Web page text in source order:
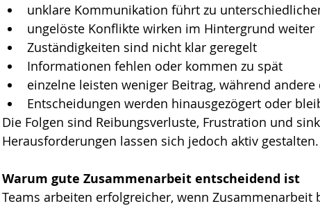
unklare Kommunikation führt zu
ungelöste Konflikte wirken im Hintergrund weiter
Zuständigkeiten sind nicht klar geregelt
Informationen fehlen oder kommen zu spät
einzelne leisten weniger Beitrag, während
Entscheidungen werden hinausgezögert oder
Die Folgen sind Reibungsverluste, Frustration und
Herausforderungen lassen sich jedoch aktiv gestalten.
Warum gute Zusammenarbeit entscheidend ist
Teams arbeiten erfolgreicher, wenn